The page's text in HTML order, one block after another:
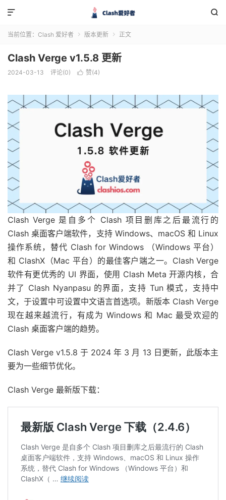


当前位置： Clash 爱好者  版本更新  正文
Clash Verge v1.5.8 更新
2024-03-13 评论(0)  赞(4)
Clash Verge 是自多个 Clash 项目删库之后最流行的
Clash 桌面客户端软件，支持 Windows、macOS 和 Linux
操作系统，替代 Clash for Windows （Windows 平台）
和 ClashX（Mac 平台）的最佳客户端之一。Clash Verge
软件有更优秀的 UI 界面，使用 Clash Meta 开源内核，合
并了 Clash Nyanpasu 的界面，支持 Tun 模式，支持中
文，于设置中可设置中文语言首选项。新版本 Clash Verge
现在越来越流行，有成为 Windows 和 Mac 最受欢迎的
Clash 桌面客户端的趋势。
Clash Verge v1.5.8 于 2024 年 3 月 13 日更新，此版本主
要为一些细节优化。
Clash Verge 最新版下载：